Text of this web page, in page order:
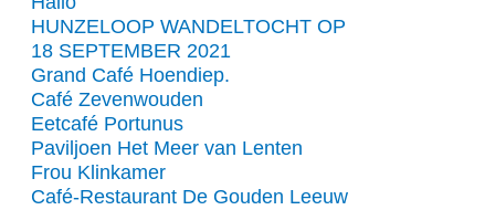
HUNZELOOP WANDELTOCHT OP
18 SEPTEMBER 2021
Grand Café Hoendiep.
Café Zevenwouden
Eetcafé Portunus
Paviljoen Het Meer van Lenten
Frou Klinkamer
Café-Restaurant De Gouden Leeuw